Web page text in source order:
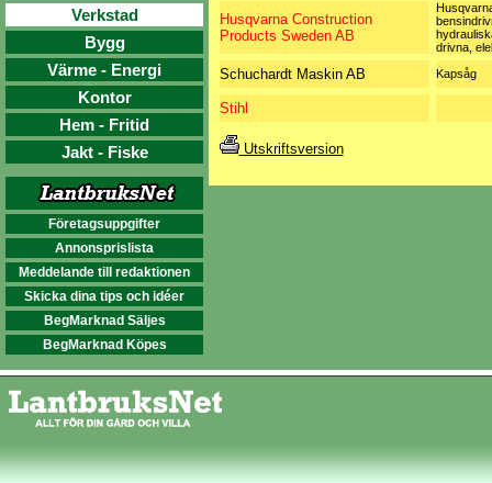
Verkstad
Bygg
Värme - Energi
Kontor
Hem - Fritid
Jakt - Fiske
Företagsuppgifter
Annonsprislista
Meddelande till redaktionen
Skicka dina tips och idéer
BegMarknad Säljes
BegMarknad Köpes
Husqvarna Construction
Products Sweden AB
drivna,
Schuchardt Maskin AB Kapsåg
Stihl
Utskriftsversion